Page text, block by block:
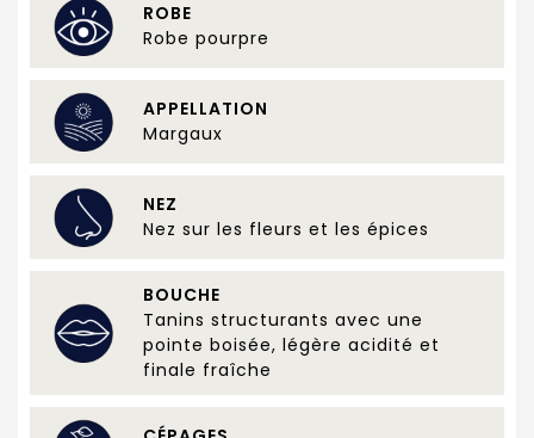
ROBE
Robe pourpre
APPELLATION
Margaux
NEZ
Nez sur les fleurs et les épices
BOUCHE
Tanins structurants avec une
pointe boisée, légère acidité et
finale fraîche